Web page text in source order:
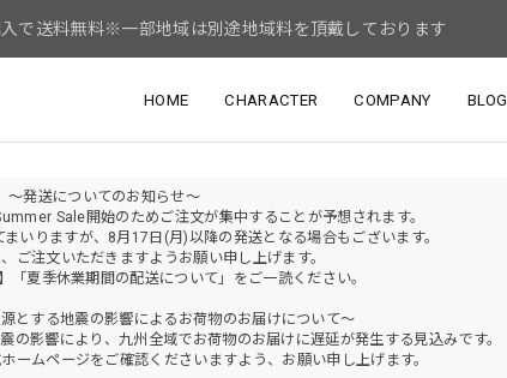
で送料無料※一部地域は別途地域料を頂戴しております
HOME CHARACTER COMPANY BLOG
～発送についてのお知らせ～
Sale開始のためご注文が集中することが予想されます。
いりますが、8月17日(月)以降の発送となる場合もございます。
ご注文いただきますようお願い申し上げます。
「夏季休業期間の配送について」をご一読ください。
とする地震の影響によるお荷物のお届けについて～
影響により、九州全域でお荷物のお届けに遅延が発生する見込みです。
ームページをご確認くださいますよう、お願い申し上げます。